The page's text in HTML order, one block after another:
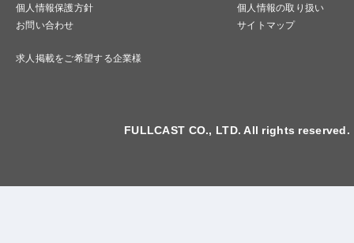
個人情報保護方針
個人情報の取り扱い
お問い合わせ
サイトマップ
求人掲載をご希望する企業様
FULLCAST CO., LTD. All rights reserved.